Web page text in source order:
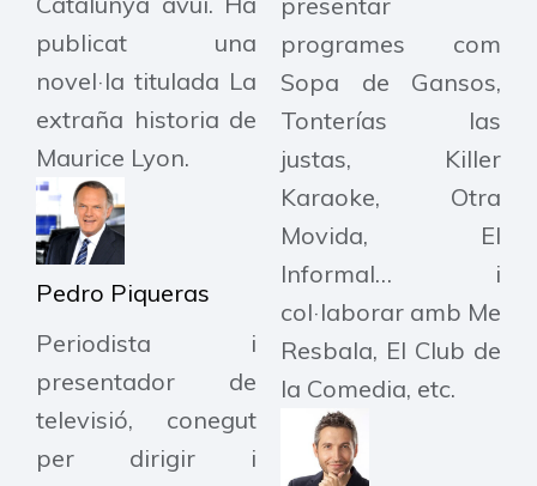
publicat una
novel·la titulada La
extraña historia de
Maurice Lyon.​
Pedro Piqueras
Periodista i
presentador de
televisió, conegut
per dirigir i
programes com
Sopa de Gansos,
Tonterías las
justas, Killer
Karaoke, Otra
Movida, El
Informal… i
col·laborar amb Me
Resbala, El Club de
la Comedia, etc.